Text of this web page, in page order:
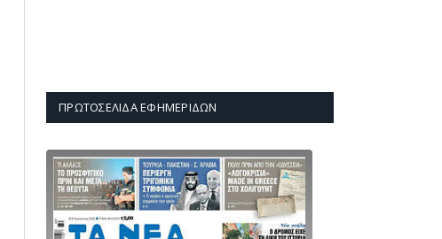
ΠΡΩΤΟΣΈΛΙΔΑ ΕΦΗΜΕΡΊΔΩΝ